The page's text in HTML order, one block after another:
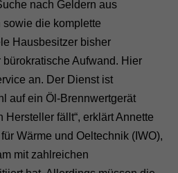
nach Geldern aus
die komplette
Hausbesitzer bisher
Aufwand. Hier
an. Der Dienst ist
auf ein Öl-Brennwertgerät
fällt“, erklärt Annette
Wärme und Oeltechnik (IWO),
mit zahlreichen